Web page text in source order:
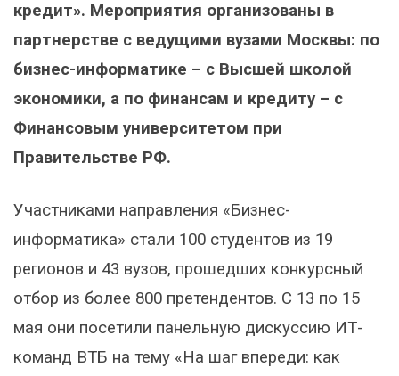
кредит». Мероприятия организованы в
партнерстве с ведущими вузами Москвы: по
бизнес-информатике – с Высшей школой
экономики, а по финансам и кредиту – с
Финансовым университетом при
Правительстве РФ.
Участниками направления «Бизнес-
информатика» стали 100 студентов из 19
регионов и 43 вузов, прошедших конкурсный
отбор из более 800 претендентов. С 13 по 15
мая они посетили панельную дискуссию ИТ-
команд ВТБ на тему «На шаг впереди: как